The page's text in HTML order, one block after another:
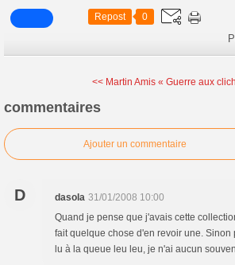
Repost 0
<< Martin Amis « Guerre aux
commentaires
Ajouter un commentaire
D dasola 31/01/2008 10:00
Quand je pense que j'avais cette
fait quelque chose d'en revoir une.
lu à la queue leu leu, je n'ai aucun